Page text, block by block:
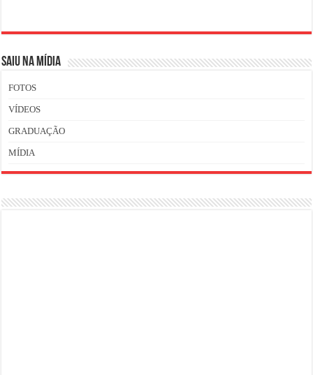
SAIU NA MÍDIA
FOTOS
VÍDEOS
GRADUAÇÃO
MÍDIA